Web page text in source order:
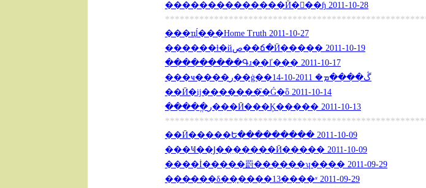
��������������Ӣ�﷢��ɧ 2011-10-28
���ҵĺ���Home Truth 2011-10-27
������ɫ�йص��ճ�Ӣ����� 2011-10-19
���������Գɹ��ľ��� 2011-10-17
���ҹ����ر��ġ��ڴ����ܡ� 2011-10-14
��Ӣ�ĳ�������֮�Ǵ�ȫ 2011-10-14
�����ֱر���Ӣ���Ķ����� 2011-10-13
��Ӣ�����Ե��������� 2011-10-09
���Ҹ��Ϳ��ֵ�����Ӣ����� 2011-10-09
����İ�����罻������ʮ���� 2011-09-29
���̵���δ��֪����13����ʶ 2011-09-29